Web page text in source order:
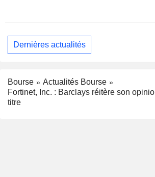
Dernières actualités
Bourse
Actualités Bourse
Fortinet, Inc. : Barclays réitère son
titre